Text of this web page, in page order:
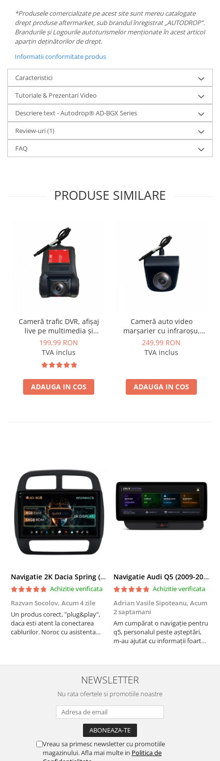
*Produsele comercializate pe acest site sunt mereu catalogate
drept produse aftermarket, sub brandul înregistrat „AUTODROP”.
Brandurile și Logourile autoturismelor menționate în acest articol
aparțin deținătorilor de drept.
Informatii conformitate produs
Caracteristici
Tutoriale & Prezentari Video
Descriere text - Autodrop® AD-BGX Series
Review-uri(1)
FAQ
PRODUSE SIMILARE
Cameră trafic DVR, afișaj
live pe multimedia și
înregistrare pe SD - AD-
BGCMDVR2
199,99 RON
TVA inclus
ADAUGA IN COS
Cameră auto video
marșarier cu infraroșu,
rezoluție 1920x1080P, unghi
deschis 155° - AD-BGCM3
249,99 RON
TVA inclus
ADAUGA IN COS
Navigatie 2K Dacia Spring (2021- Prezent), Android, S-Quadcore / 4GB RAM + 64GB ROM, 9.5 Inch - AD-BGS90042K+AD-BGRKIT366V4s
Achizitie verificata
Razvan Socolov, Acum 4 zile
Un produs corect, "plug&play",
daca esti atent la conectarea
cablurilor. Noroc cu asistenta
atras atentia ca nu era conectat
cablul de video de la camera
Navigatie Audi Q5 (2009-2017), Linux OS & OEM, MMI 3G, CarPlay & Android Auto Wireless, MirrorLink, Camera AHD, 12.3 Inch - AD-BGAALNXH+AD-BGRKITQ5002
Achizitie verificata
Adrian Vasile Sipoteanu, Acum
2 saptamani
Am cumpărat o navigație pentru
q5, personalul peste așteptări,
m-au ajutat cu informații foarte
serviabili, livrare rapidă, suport
tehnic, totul impecabil, o să revin
la ei și pentru vi...
NEWSLETTER
Nu rata ofertele si promotiile noastre
Vreau sa primesc newsletter cu promotiile
magazinului. Afla mai multe in Politica de